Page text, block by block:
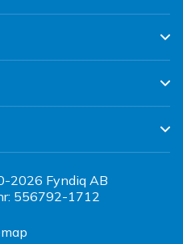
2026 Fyndiq AB
556792-1712